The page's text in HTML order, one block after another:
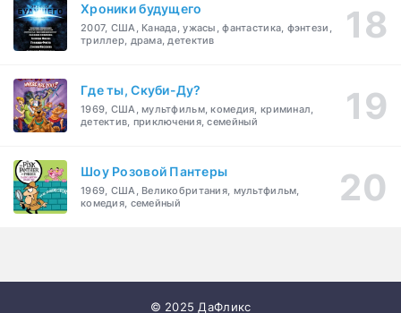
Хроники будущего
2007, США, Канада, ужасы, фантастика, фэнтези,
триллер, драма, детектив
Где ты, Скуби-Ду?
1969, США, мультфильм, комедия, криминал,
детектив, приключения, семейный
Шоу Розовой Пантеры
1969, США, Великобритания, мультфильм,
комедия, семейный
© 2025 ДаФликс